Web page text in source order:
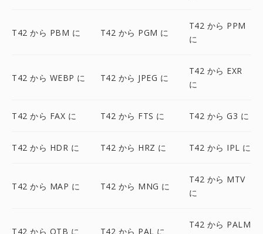
T42 から PBM に T42 から PGM に
T42 から PPM
に
T42 から WEBP に T42 から JPEG に
T42 から EXR
に
T42 から FAX に T42 から FTS に T42 から G3 に
T42 から HDR に T42 から HRZ に T42 から IPL に
T42 から MAP に T42 から MNG に
T42 から MTV
に
T42 から OTB に T42 から PAL に
T42 から PALM